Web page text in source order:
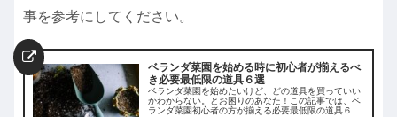
事を参考にしてください。
ベランダ菜園を始める時に初心者が揃えるべ
き必要最低限の道具６選
ベランダ菜園を始めたいけど、どの道具を買っていい
かわからない。とお困りのあなた！この記事では、ベ
ランダ菜園初心者の方が揃える必要最低限の道具６選